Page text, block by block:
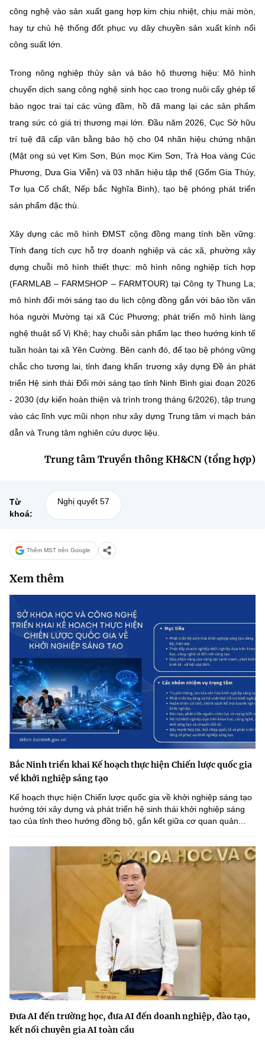
công nghệ vào sản xuất gang hợp kim chịu nhiệt, chịu mài mòn,
hay tự chủ hệ thống đốt phục vụ dây chuyền sản xuất kính nổi
công suất lớn.
Trong nông nghiệp thủy sản và bảo hộ thương hiệu: Mô hình
chuyển dịch sang công nghệ sinh học cao trong nuôi cấy ghép tế
bào ngọc trai tại các vùng đầm, hồ đã mang lại các sản phẩm
trang sức có giá trị thương mại lớn. Đầu năm 2026, Cục Sở hữu
trí tuệ đã cấp văn bằng bảo hộ cho 04 nhãn hiệu chứng nhận
(Mật ong sú vẹt Kim Sơn, Bún mọc Kim Sơn, Trà Hoa vàng Cúc
Phương, Dưa Gia Viễn) và 03 nhãn hiệu tập thể (Gốm Gia Thủy,
Tơ lụa Cổ chất, Nếp bắc Nghĩa Bình), tạo bệ phóng phát triển
sản phẩm đặc thù.
Xây dựng các mô hình ĐMST cộng đồng mang tính bền vững:
Tỉnh đang tích cực hỗ trợ doanh nghiệp và các xã, phường xây
dựng chuỗi mô hình thiết thực: mô hình nông nghiệp tích hợp
(FARMLAB – FARMSHOP – FARMTOUR) tại Công ty Thung La;
mô hình đổi mới sáng tạo du lịch cộng đồng gắn với bảo tồn văn
hóa người Mường tại xã Cúc Phương; phát triển mô hình làng
nghệ thuật số Vị Khê; hay chuỗi sản phẩm lạc theo hướng kinh tế
tuần hoàn tại xã Yên Cường. Bên cạnh đó, để tạo bệ phóng vững
chắc cho tương lai, tỉnh đang khẩn trương xây dựng Đề án phát
triển Hệ sinh thái Đổi mới sáng tạo tỉnh Ninh Bình giai đoạn 2026
- 2030 (dự kiến hoàn thiện và trình trong tháng 6/2026), tập trung
vào các lĩnh vực mũi nhọn như xây dựng Trung tâm vi mạch bán
dẫn và Trung tâm nghiên cứu dược liệu.
Trung tâm Truyền thông KH&CN (tổng hợp)
Từ
khoá:
Nghị quyết 57
Thêm MST trên Google
Xem thêm
Bắc Ninh triển khai Kế hoạch thực hiện Chiến lược quốc gia
về khởi nghiệp sáng tạo
Kế hoạch thực hiện Chiến lược quốc gia về khởi nghiệp sáng tạo
hướng tới xây dựng và phát triển hệ sinh thái khởi nghiệp sáng
tạo của tỉnh theo hướng đồng bộ, gắn kết giữa cơ quan quản...
Đưa AI đến trường học, đưa AI đến doanh nghiệp, đào tạo,
kết nối chuyên gia AI toàn cầu